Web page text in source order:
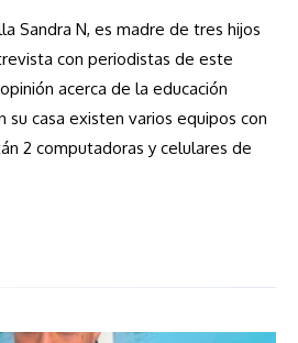
Sandra N, es madre de tres hijos
con periodistas de este
acerca de la educación
su casa existen varios equipos con
2 computadoras y celulares de